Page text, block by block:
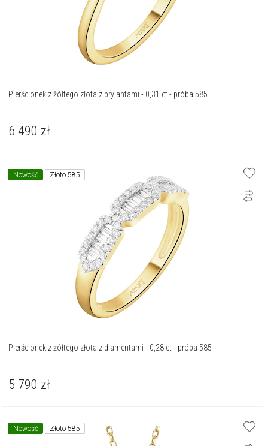
Pierścionek z żółtego złota z brylantami - 0,31 ct - próba 585
6 490 zł
Nowość Złoto 585
Pierścionek z żółtego złota z diamentami - 0,28 ct - próba 585
5 790 zł
Nowość Złoto 585